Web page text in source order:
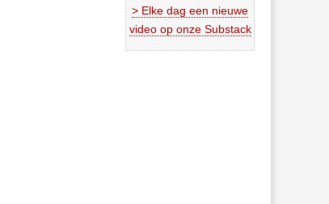
> Elke dag een nieuwe
video op onze Substack